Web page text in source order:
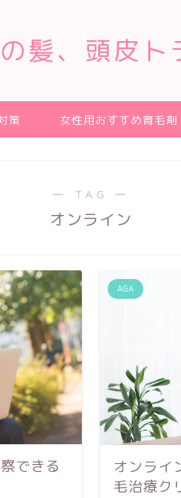
髪、頭皮ト
策 女性用おすすめ育毛剤
― TAG ―
オンライン
できる
AGA
オンライ
毛治療ク